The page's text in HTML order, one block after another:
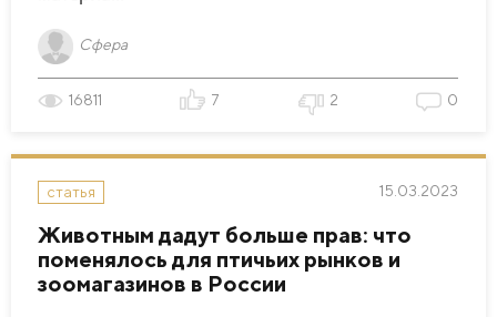
Сфера
16811 7 2 0
статья 15.03.2023
Животным дадут больше прав: что
поменялось для птичьих рынков и
зоомагазинов в России